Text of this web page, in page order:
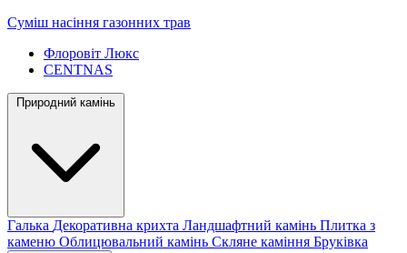
Суміш насіння газонних трав
Флоровіт Люкс
СENTNAS
Природний камінь
Галька Декоративна крихта Ландшафтний камінь Плитка з
каменю Облицювальний камінь Скляне каміння Бруківка